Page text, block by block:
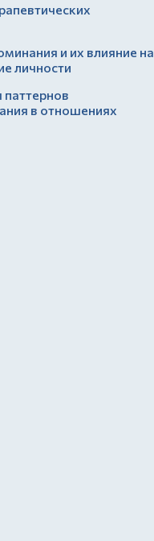
и их влияние на
личности
в отношениях